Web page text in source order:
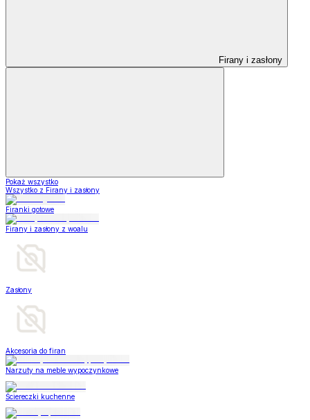
Firany i zasłony
Pokaż wszystko
Wszystko z Firany i zasłony
Firanki gotowe
Firany i zasłony z woalu
Zasłony
Akcesoria do firan
Narzuty na meble wypoczynkowe
Ściereczki kuchenne